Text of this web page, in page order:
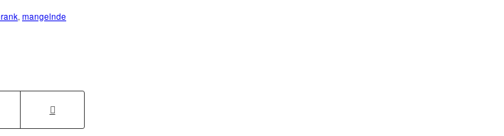
, mangelnde